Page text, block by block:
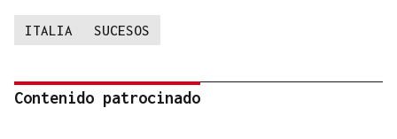
ITALIA SUCESOS
Contenido patrocinado